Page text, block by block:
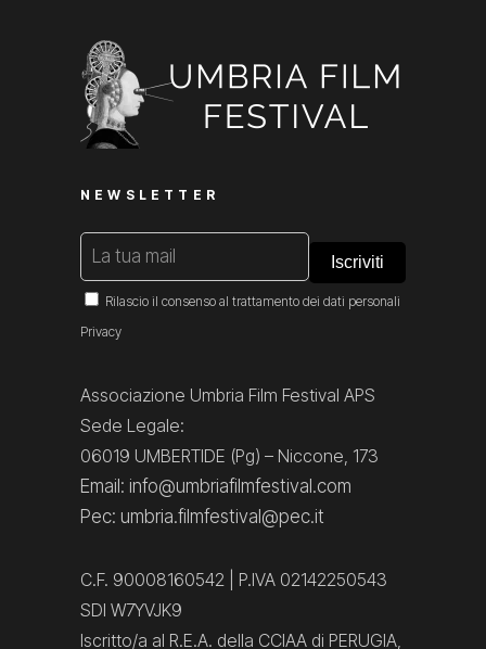
NEWSLETTER
Rilascio il consenso al trattamento dei dati personali
Privacy
Associazione Umbria Film Festival APS
Sede Legale:
06019 UMBERTIDE (Pg) – Niccone, 173
Email: info@umbriafilmfestival.com
Pec: umbria.filmfestival@pec.it
C.F. 90008160542 | P.IVA 02142250543
SDI W7YVJK9
Iscritto/a al R.E.A. della CCIAA di PERUGIA,